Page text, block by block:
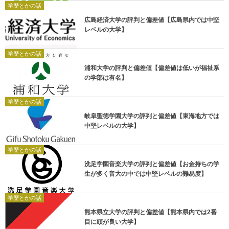
学歴とかの話
広島経済大学の評判と偏差値【広島県内では中堅
レベルの大学】
学歴とかの話
浦和大学の評判と偏差値【偏差値は低いが福祉系
の学部は有名】
学歴とかの話
岐阜聖徳学園大学の評判と偏差値【東海地方では
中堅レベルの大学】
学歴とかの話
洗足学園音楽大学の評判と偏差値【お金持ちの学
生が多く音大の中では中堅レベルの難易度】
学歴とかの話
熊本県立大学の評判と偏差値【熊本県内では2番
目に頭が良い大学】